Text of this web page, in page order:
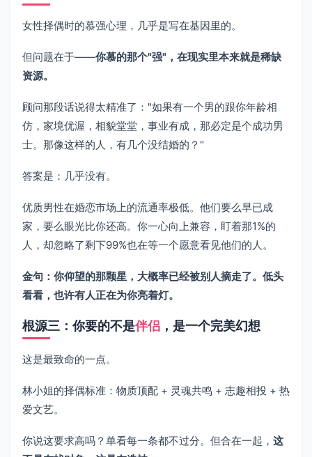
女性择偶时的慕强心理，几乎是写在基因里的。
但问题在于——你慕的那个"强"，在现实里本来就是稀缺
资源。
顾问那段话说得太精准了："如果有一个男的跟你年龄相
仿，家境优渥，相貌堂堂，事业有成，那必定是个成功男
士。那像这样的人，有几个没结婚的？"
答案是：几乎没有。
优质男性在婚恋市场上的流通率极低。他们要么早已成
家，要么眼光比你还高。你一心向上兼容，盯着那1%的
人，却忽略了剩下99%也在等一个愿意看见他们的人。
金句：你仰望的那颗星，大概率已经被别人摘走了。低头
看看，也许有人正在为你亮着灯。
根源三：你要的不是伴侣 ，是一个完美幻想
这是最致命的一点。
林小姐的择偶标准：物质顶配 + 灵魂共鸣 + 志趣相投 + 热
爱文艺。
你说这要求高吗？单看每一条都不过分。但合在一起， 这